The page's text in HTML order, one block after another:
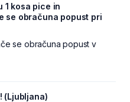
1 kosa pice in
se obračuna popust pri
se obračuna popust v
(Ljubljana)